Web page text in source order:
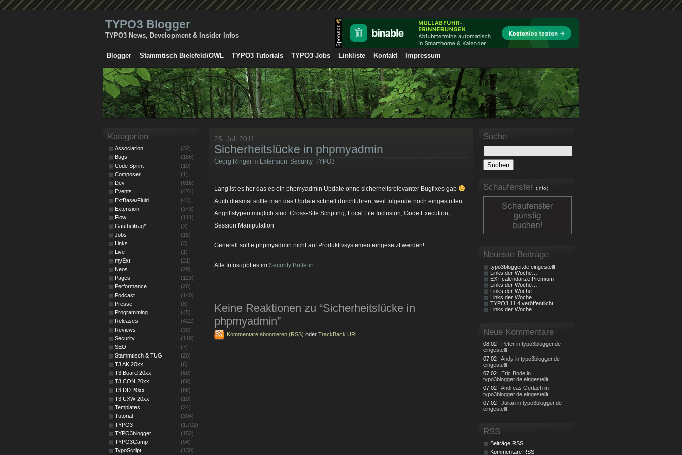
TYPO3 Blogger
TYPO3 News, Development & Insider Infos
Blogger Stammtisch Bielefeld/OWL TYPO3 Tutorials TYPO3 Jobs Linkliste Kontakt Impressum
25. Juli 2011
Sicherheitslücke in phpmyadmin
Georg Ringer in Extension, Security, TYPO3
Lang ist es her das es ein phpmyadmin Update ohne sicherheitsrelevanter Bugfixes gab
Auch diesmal sollte man das Update schnell durchführen, weil folgende hoch eingestuften
Angriffstypen möglich sind: Cross-Site Scripting, Local File Inclusion, Code Execution,
Session Manipulation
Generell sollte phpmyadmin nicht auf Produktivsystemen eingesetzt werden!
Alle Infos gibt es im Security Bulletin.
Keine Reaktionen zu “Sicherheitslücke in
phpmyadmin”
Kommentare abonnieren (RSS) oder TrackBack URL
Suche
Schaufenster (Info)
Neueste Beiträge
typo3blogger.de eingestellt!
Links der Woche…
EXT:calendarize Premium
Links der Woche…
Links der Woche…
Links der Woche…
TYPO3 11.4 veröffentlicht
Links der Woche…
Neue Kommentare
08.02 | Peter in typo3blogger.de
eingestellt!
07.02 | Andy in typo3blogger.de
eingestellt!
07.02 | Eric Bode in
typo3blogger.de eingestellt!
07.02 | Andreas Gerlach in
typo3blogger.de eingestellt!
07.02 | Julian in typo3blogger.de
eingestellt!
RSS
Beiträge RSS
Kommentare RSS
Kategorien
Association
(32)
Bugs
(156)
Code Sprint
(10)
Composer
(1)
Dev
(616)
Events
(474)
ExtBase/Fluid
(43)
Extension
(373)
Flow
(111)
Gastbeitrag*
(3)
Jobs
(15)
Links
(3)
Live
(1)
myExt
(21)
Neos
(29)
Pages
(123)
Performance
(20)
Podcast
(140)
Presse
(8)
Programming
(45)
Releases
(422)
Reviews
(30)
Security
(119)
SEO
(7)
Stammtisch & TUG
(20)
T3 AK 20xx
(6)
T3 Board 20xx
(60)
T3 CON 20xx
(69)
T3 DD 20xx
(68)
T3 UXW 20xx
(10)
Templates
(24)
Tutorial
(304)
TYPO3
(1.702)
TYPO3blogger
(152)
TYPO3Camp
(94)
TypoScript
(130)